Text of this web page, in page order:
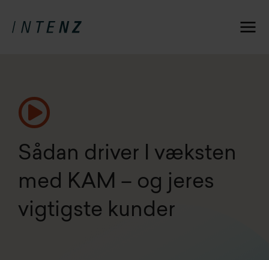
Sådan driver I væksten
med KAM – og jeres
vigtigste kunder